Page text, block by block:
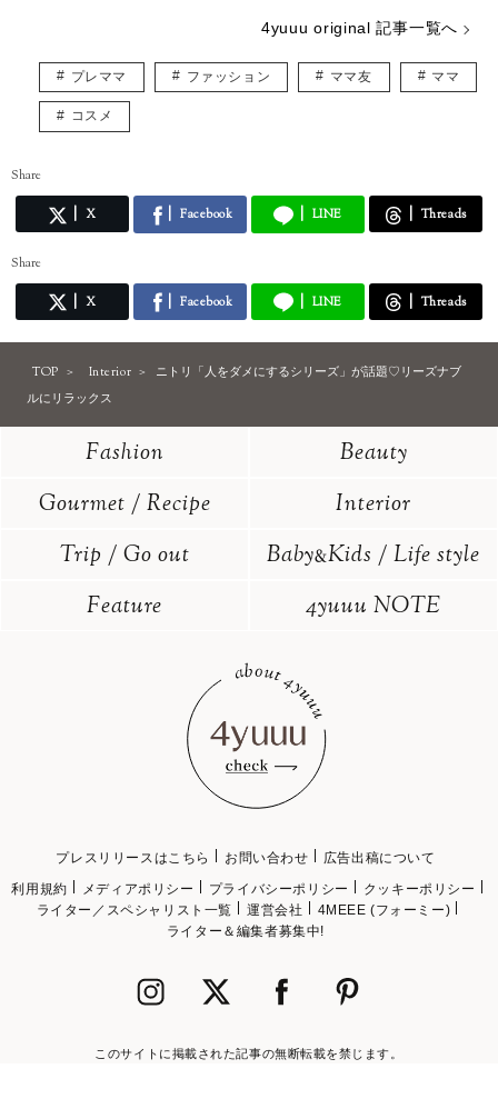
4yuuu original 記事一覧へ
プレママ ファッション ママ友 ママ
コスメ
Share
X Facebook LINE Threads
Share
X Facebook LINE Threads
TOP Interior
ニトリ「人をダメにするシリーズ」が話題♡リーズナブ
ルにリラックス
Fashion
Beauty
Gourmet / Recipe
Interior
Trip / Go out
Baby&Kids / Life style
Feature
4yuuu NOTE
プレスリリースはこちら お問い合わせ
広告出稿について
利用規約
メディアポリシー プライバシーポリシー
クッキーポリシー
ライター／スペシャリスト一覧
運営会社
4MEEE (フォーミー)
ライター＆編集者募集中!
このサイトに掲載された記事の無断転載を禁じます。